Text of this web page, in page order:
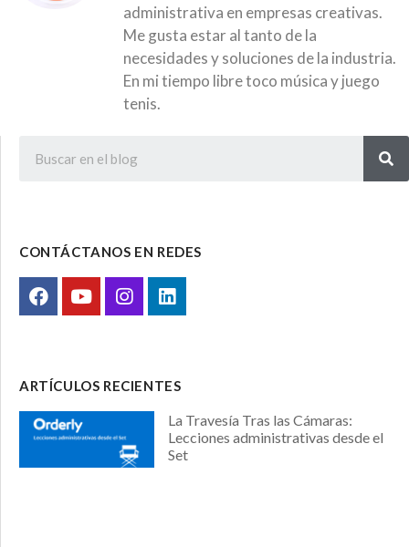
administrativa en empresas creativas.
Me gusta estar al tanto de la
necesidades y soluciones de la industria.
En mi tiempo libre toco música y juego
tenis.
CONTÁCTANOS EN REDES
ARTÍCULOS RECIENTES
La Travesía Tras las Cámaras:
Lecciones administrativas desde el
Set